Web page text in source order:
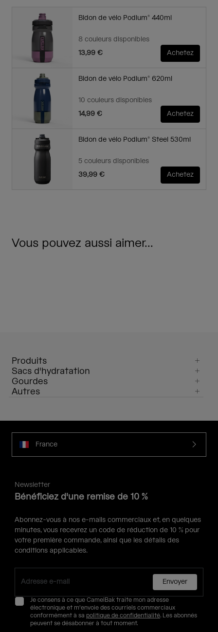
Bidon de vélo Podium® 440ml
8 couleurs disponibles
13,99 €
Achetez
Bidon de vélo Podium® 620ml
10 couleurs disponibles
14,99 €
Achetez
Bidon de vélo Podium® Steel 530ml
5 couleurs disponibles
39,99 €
Achetez
Vous pouvez aussi aimer...
Produits
Sacs d'hydratation
Gourdes
Autres
France
Newsletter
Bénéficiez d'une remise de 10 %
Abonnez-vous à nos e-mails commerciaux et, en quelques
minutes, vous recevrez un code de réduction de 10 % pour
votre première commande, ainsi que les détails des
conditions applicables.
Envoyer
Je consens à ce que CamelBak traite mon adresse
électronique et m'envoie des courriels commerciaux
conformément à sa politique de confidentialité. Les abonnés
peuvent se désabonner à tout moment.